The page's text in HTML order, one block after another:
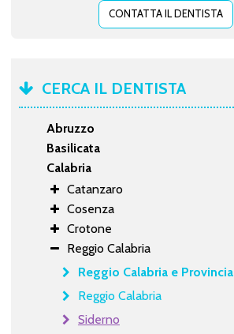
CONTATTA IL DENTISTA
CERCA IL DENTISTA
Abruzzo
Basilicata
Calabria
Catanzaro
Cosenza
Crotone
Reggio Calabria
Reggio Calabria e Provincia
Reggio Calabria
Siderno